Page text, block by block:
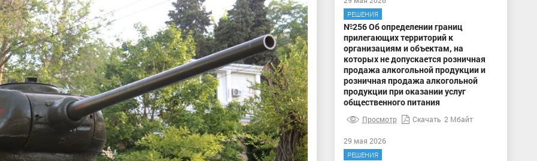
РЕШЕНИЯ
№256 Об определении границ
прилегающих территорий к
организациям и объектам, на
которых не допускается розничная
продажа алкогольной продукции и
розничная продажа алкогольной
продукции при оказании услуг
общественного питания
Просмотр Скачать 2 Мбайт
29 мая 2026
РЕШЕНИЯ